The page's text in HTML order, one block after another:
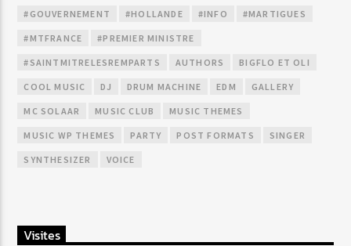
#GOUVERNEMENT #HOLLANDE #INFO #MARTIGUES
#MTFRANCE #PREMIER MINISTRE
#SAINTMITRELESREMPARTS AUTHORS BIGFLO ET OLI
COOL MUSIC DJ DRUM MACHINE EDM GALLERY
MC SOLAAR MUSIC CLUB MUSIC THEMES
MUSIC WP THEMES PARTY POST FORMATS SINGER
SYNTHESIZER VOICE
Visites